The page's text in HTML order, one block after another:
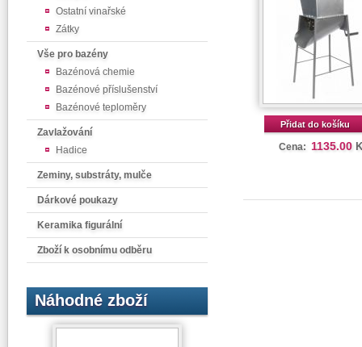
Ostatní vinařské
Zátky
Vše pro bazény
Bazénová chemie
Bazénové příslušenství
Bazénové teploměry
Zavlažování
Hadice
Zeminy, substráty, mulče
Dárkové poukazy
Keramika figurální
Zboží k osobnímu odběru
Náhodné zboží
Přidat do košíku
Cena: 1135.00